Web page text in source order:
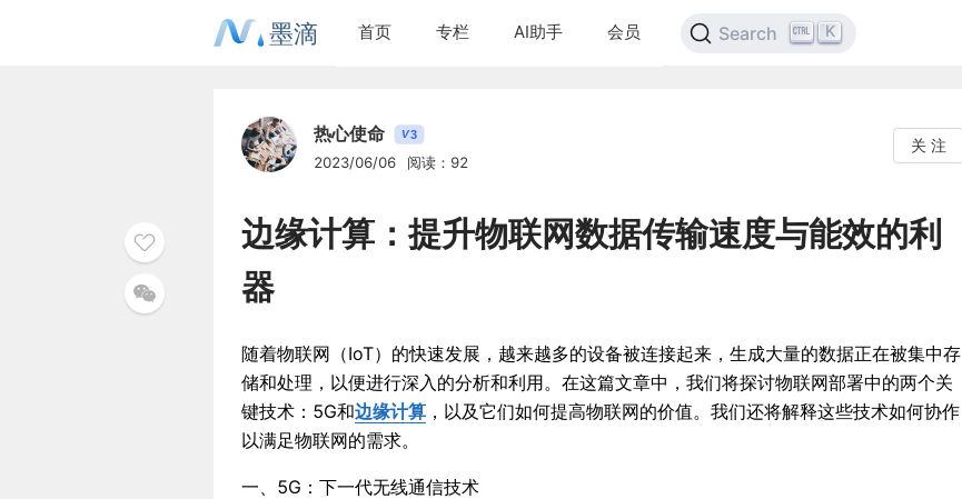
墨滴 首页 专栏 AI助手 会员 Search K
热心使命 V3
2023/06/06 阅读：92
关 注
边缘计算：提升物联网数据传输速度与能效的利
器
随着物联网（IoT）的快速发展，越来越多的设备被连接起来，生成大量的数据正在被集中存
储和处理，以便进行深入的分析和利用。在这篇文章中，我们将探讨物联网部署中的两个关
键技术：5G和边缘计算 ，以及它们如何提高物联网的价值。我们还将解释这些技术如何协作
以满足物联网的需求。
一、5G：下一代无线通信技术